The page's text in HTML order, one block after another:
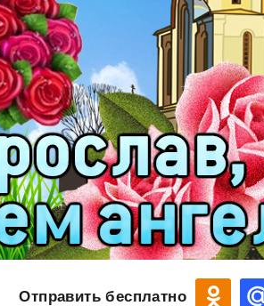
Отправить бесплатно